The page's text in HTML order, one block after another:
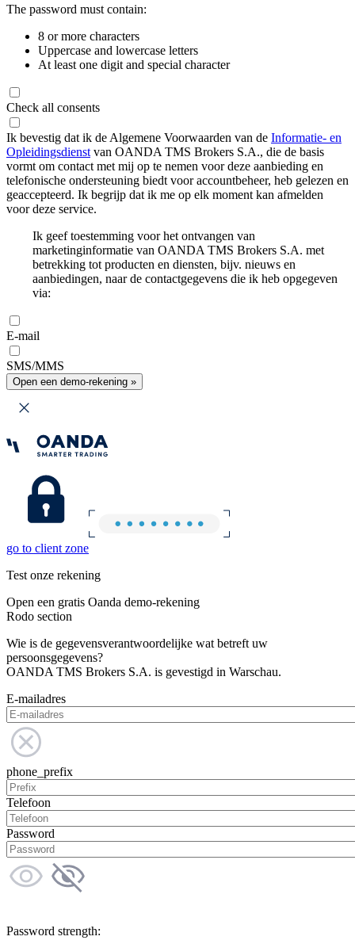
The password must contain:
8 or more characters
Uppercase and lowercase letters
At least one digit and special character
Check all consents
Ik bevestig dat ik de Algemene Voorwaarden van de Informatie- en
Opleidingsdienst van OANDA TMS Brokers S.A., die de basis
vormt om contact met mij op te nemen voor deze aanbieding en
telefonische ondersteuning biedt voor accountbeheer, heb gelezen en
geaccepteerd. Ik begrijp dat ik me op elk moment kan afmelden
voor deze service.
Ik geef toestemming voor het ontvangen van
marketinginformatie van OANDA TMS Brokers S.A. met
betrekking tot producten en diensten, bijv. nieuws en
aanbiedingen, naar de contactgegevens die ik heb opgegeven
via:
E-mail
SMS/MMS
Open een demo-rekening »
go to client zone
Test onze rekening
Open een gratis Oanda demo-rekening
Rodo section
Wie is de gegevensverantwoordelijke wat betreft uw
persoonsgegevens?
OANDA TMS Brokers S.A. is gevestigd in Warschau.
E-mailadres
phone_prefix
Telefoon
Password
Password strength: